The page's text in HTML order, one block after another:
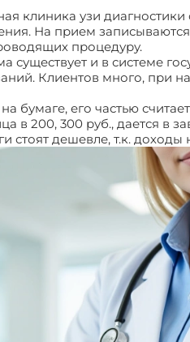
клиника узи
На прием
процедуру.
и в системе
Клиентов много, при
бумаге, его частью
в 200, 300 руб., дается в
стоят дешевле, т.к.